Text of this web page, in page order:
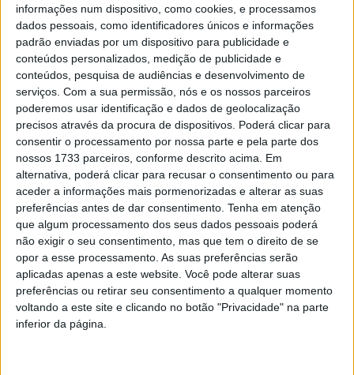
informações num dispositivo, como cookies, e processamos
dados pessoais, como identificadores únicos e informações
padrão enviadas por um dispositivo para publicidade e
conteúdos personalizados, medição de publicidade e
conteúdos, pesquisa de audiências e desenvolvimento de
serviços. Com a sua permissão, nós e os nossos parceiros
poderemos usar identificação e dados de geolocalização
precisos através da procura de dispositivos. Poderá clicar para
consentir o processamento por nossa parte e pela parte dos
nossos 1733 parceiros, conforme descrito acima. Em
alternativa, poderá clicar para recusar o consentimento ou para
aceder a informações mais pormenorizadas e alterar as suas
preferências antes de dar consentimento. Tenha em atenção
que algum processamento dos seus dados pessoais poderá
não exigir o seu consentimento, mas que tem o direito de se
opor a esse processamento. As suas preferências serão
aplicadas apenas a este website. Você pode alterar suas
preferências ou retirar seu consentimento a qualquer momento
voltando a este site e clicando no botão "Privacidade" na parte
inferior da página.
Doçaria tradicional, chocolataria, queijos e enchidos
vinho do Dão, frutos secos, flores e artesanato são
algumas das categorias a que se poderão candidatar.
O Mercado de Natal vai manter as tradicionais casinhas
em madeira, instaladas no Rossio, frente à Câmara de
Viseu, mas a autarquia deixa em aberto a possibilidade
de ser estendido a espaços de lojas devolutas na Rua
Direita.
Esta e outras notícias para ouvir na Estação Diária – 96.8
FM ou emwww.968.fm
Pub